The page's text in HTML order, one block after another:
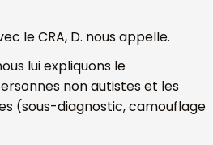
le CRA, D. nous appelle.
lui expliquons le
non autistes et les
(sous-diagnostic, camouflage